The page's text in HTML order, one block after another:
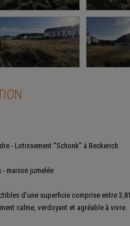
- Lotissement "Schonk" à Beckerich
- maison jumelée
d'une superficie comprise entre
calme, verdoyant et agréable à vivre.